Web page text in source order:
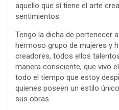
aquello que sí tiene el arte
sentimientos.
Tengo la dicha de pertenecer
hermoso grupo de mujeres y
creadores, todos ellos
manera consciente, que vivo
todo el tiempo que estoy
quienes poseen un estilo
sus obras.